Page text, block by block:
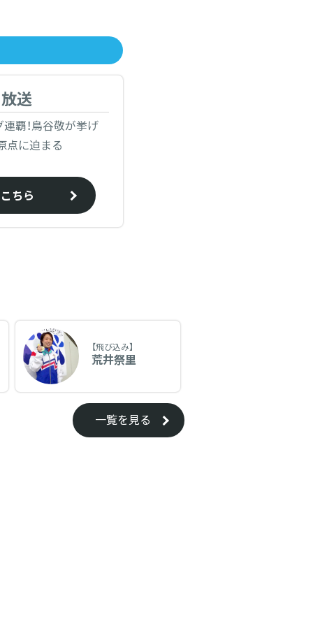
送
覇！鳥谷敬が挙げ
点に迫まる
ちら
【飛び込み】
荒井祭里
一覧を見る